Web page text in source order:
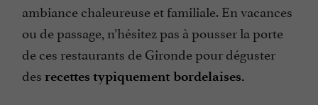
ambiance chaleureuse et familiale. En vacances
ou de passage, n’hésitez pas à pousser la porte
de ces restaurants de Gironde pour déguster
des recettes typiquement bordelaises.